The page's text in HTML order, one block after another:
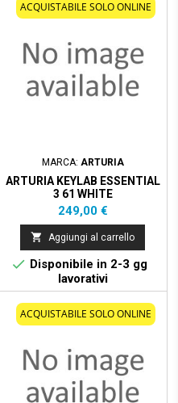
ACQUISTABILE SOLO ONLINE
MARCA: ARTURIA
ARTURIA KEYLAB ESSENTIAL
3 61 WHITE
Prezzo
249,00 €
 Aggiungi al carrello
 Disponibile in 2-3 gg
lavorativi
ACQUISTABILE SOLO ONLINE